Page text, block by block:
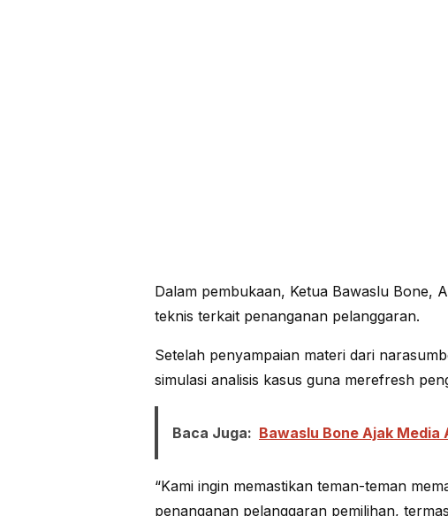
Dalam pembukaan, Ketua Bawaslu Bone,
teknis terkait penanganan pelanggaran.
Setelah penyampaian materi dari
simulasi analisis kasus guna merefresh
Baca Juga: Bawaslu Bone Ajak Media
“Kami ingin memastikan teman-teman
penanganan pelanggaran pemilihan,